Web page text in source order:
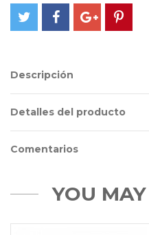
Descripción
Detalles del producto
Comentarios
YOU